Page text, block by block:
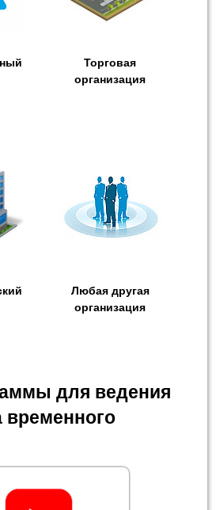
Торговая
организация
Любая другая
организация
для ведения
временного